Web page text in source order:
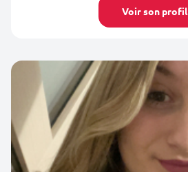
Voir son profil